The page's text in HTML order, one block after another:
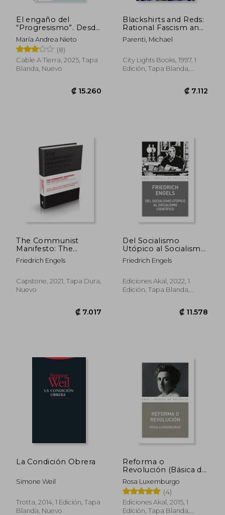
₡ 5.921 ₡
El engaño del
“Progresismo”. Desde
la Revolución cubana
hasta el desgobierno
de Gustavo Petro
María Andrea Nieto
(8)
Cable A Tierra, 2025, Tapa
Blanda, Nuevo
Blackshirts and Reds:
Rational Fascism and
the Overthrow of
Communism (en
Parenti, Michael
City Lights Books, 1997, 1
Edición, Tapa Blanda,
The Communist
Manifesto: The
Political Classic
(Capstone Classics)
Friedrich Engels
Capstone, 2021, Tapa Dura,
Nuevo
Del Socialismo
Utópico al Socialismo
Científico: 356 (Básica
de Bolsillo)
Friedrich Engels
Ediciones Akal, 2022, 1
Edición, Tapa Blanda,
La Condición Obrera
Simone Weil
Trotta, 2014, 1 Edición, Tapa
Blanda, Nuevo
Reforma o
Revolución (Básica de
Bolsillo  Serie Clásicos
del Pensamiento
Político)
Rosa Luxemburgo
(4)
Ediciones Akal, 2015, 1
Edición, Tapa Blanda,